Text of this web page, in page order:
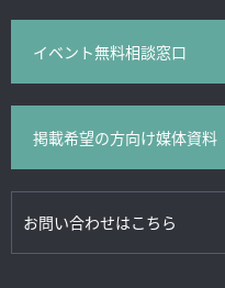
イベント無料相談窓口
掲載希望の方向け媒体資料
お問い合わせはこちら